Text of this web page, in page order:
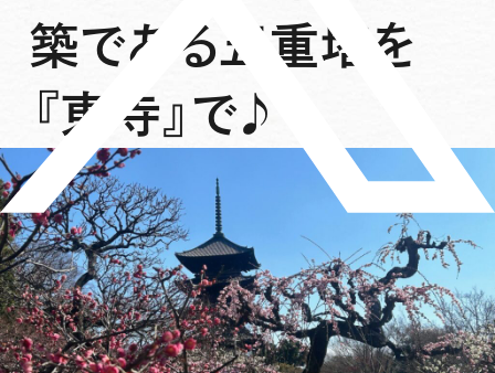
築である五重塔を
『東寺』で♪